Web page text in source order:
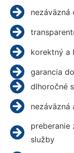
nezáväzná
korektný a
garancia
dlhoročné
preberanie
služby